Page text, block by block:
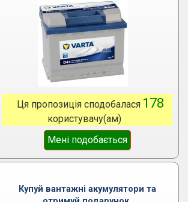
Ця пропозиція сподобалася 178
користувачу(ам)
Мені подобається
Купуй вантажні акумулятори та